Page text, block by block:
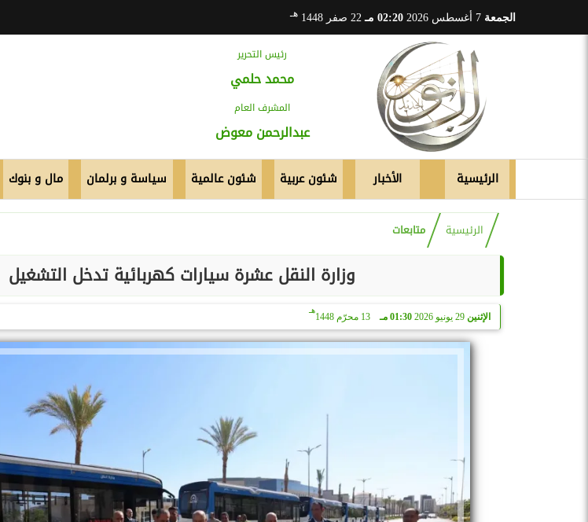
الجمعة 02:20 مـ 22 صفر 1448 هـ
رئيس التحرير
محمد حلمي
المشرف العام
عبدالرحمن معوض
الرئيسية الأخبار شئون عربية شئون عالمية سياسة و برلمان مال و بنوك
الرئيسية متابعات
وزارة النقل عشرة سيارات كهربائية تدخل التشغيل
الإثنين 29 يونيو 2026 01:30 مـ 13 محرّم 1448
هـ